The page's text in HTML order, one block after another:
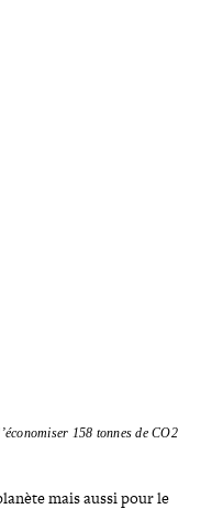
158 tonnes de CO2
mais aussi pour le